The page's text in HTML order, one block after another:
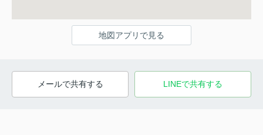
地図アプリで見る
メールで共有する LINEで共有する